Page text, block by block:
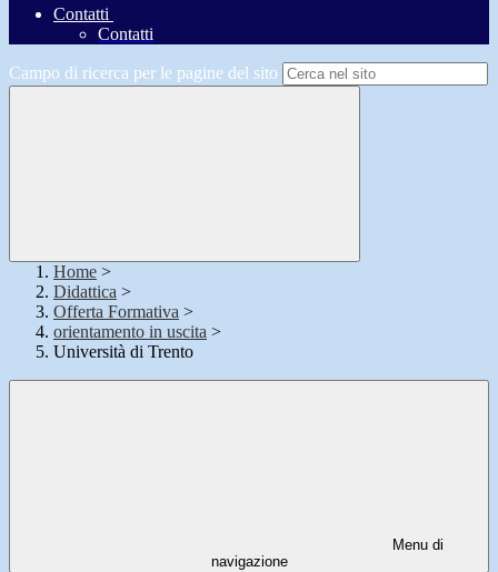
Contatti
Contatti
Campo di ricerca per le pagine del sito
Home >
Didattica >
Offerta Formativa >
orientamento in uscita >
Università di Trento
Menu di
navigazione